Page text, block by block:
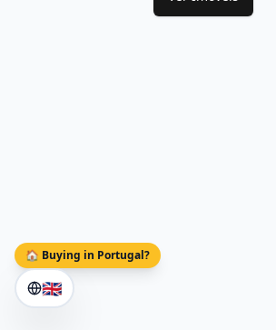
🏠 Buying in Portugal?
🇬🇧